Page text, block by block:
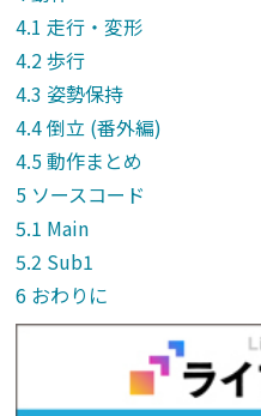
走行・変形
歩行
姿勢保持
倒立 (番外編)
動作まとめ
ソースコード
Main
Sub1
おわりに